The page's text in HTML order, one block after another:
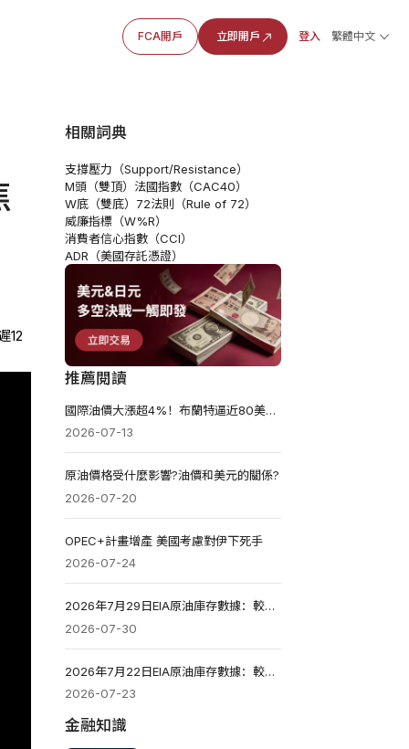
FCA開戶 立即開戶 登入 繁體中文
12
相關詞典
支撐壓力（Support/Resistance）
M頭（雙頂） 法國指數（CAC40）
W底（雙底） 72法則（Rule of 72）
威廉指標（W%R）
消費者信心指數（CCI）
ADR（美國存託憑證）
推薦閱讀
國際油價大漲超4%！布蘭特逼近80美元，油價還能漲嗎？
2026-07-13
原油價格受什麼影響?油價和美元的關係?
2026-07-20
OPEC+計畫增產 美國考慮對伊下死手
2026-07-24
2026年7月29日EIA原油庫存數據：較前一周下降716.7萬桶
2026-07-30
2026年7月22日EIA原油庫存數據：較前一周增加201萬桶
2026-07-23
金融知識